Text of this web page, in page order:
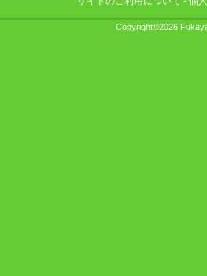
Copyright©2026